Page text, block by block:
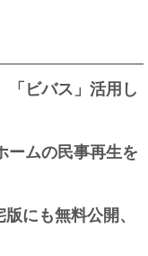
「ビバス」活用し
ームの民事再生を
にも無料公開、